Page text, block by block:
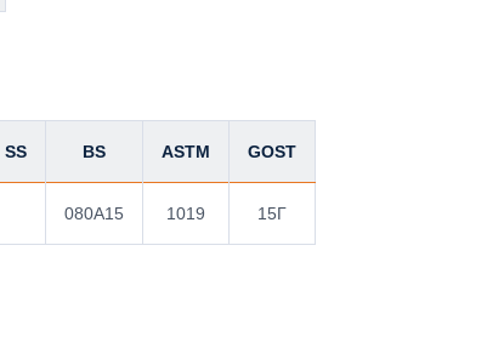
SS BS ASTM GOST
080A15 1019 15Г